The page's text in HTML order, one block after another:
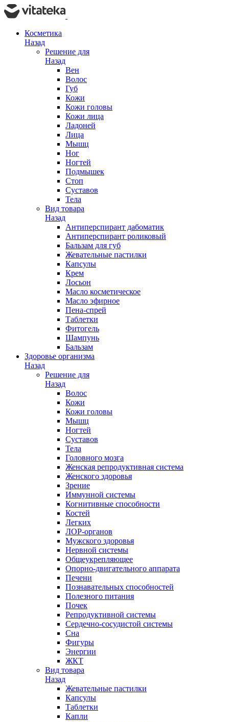
Косметика
Назад
Решение для
Назад
Вен
Волос
Губ
Кожи
Кожи головы
Кожи лица
Ладоней
Лица
Мышц
Ног
Ногтей
Подмышек
Стоп
Суставов
Тела
Вид товара
Назад
Антиперспирант дабоматик
Антиперспирант роликовый
Бальзам для губ
Жевательные пастилки
Капсулы
Крем
Лосьон
Масло косметическое
Масло эфирное
Пена-спрей
Таблетки
Фитогель
Шампунь
Бальзам
Здоровье организма
Назад
Решение для
Назад
Волос
Кожи
Кожи головы
Мышц
Ногтей
Суставов
Тела
Головного мозга
Женская репродуктивная система
Женского здоровья
Зрение
Иммунной системы
Когнитивные способности
Костей
Легких
ЛОР-органов
Мужского здоровья
Нервной системы
Общеукрепляющее
Опорно-двигательного аппарата
Печени
Познавательных способностей
Полезного питания
Почек
Репродуктивной системы
Сердечно-сосудистой системы
Сна
Фигуры
Энергии
ЖКТ
Вид товара
Назад
Жевательные пастилки
Капсулы
Таблетки
Капли